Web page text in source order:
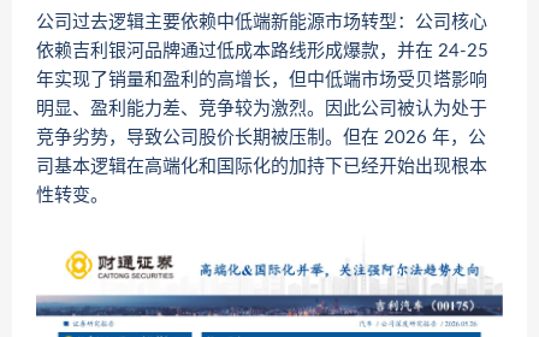
公司过去逻辑主要依赖中低端新能源市场转型：公司核心
依赖吉利银河品牌通过低成本路线形成爆款，并在 24-25
年实现了销量和盈利的高增长，但中低端市场受贝塔影响
明显、盈利能力差、竞争较为激烈。因此公司被认为处于
竞争劣势，导致公司股价长期被压制。但在 2026 年，公
司基本逻辑在高端化和国际化的加持下已经开始出现根本
性转变。